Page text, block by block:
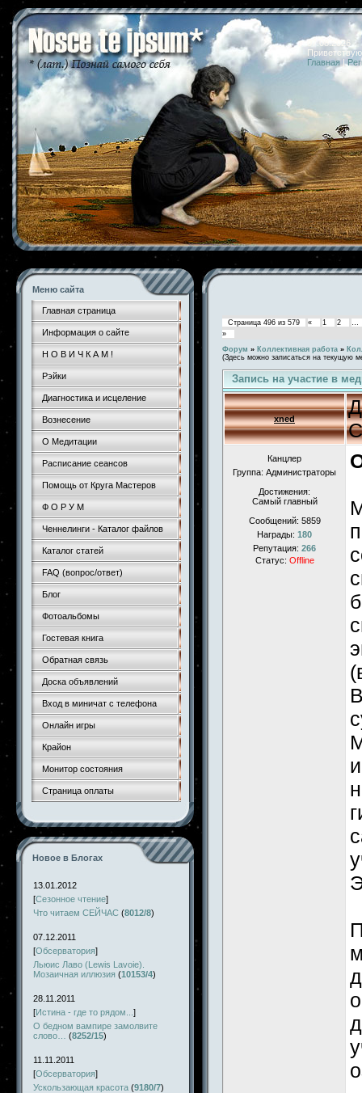
07.08.2026
Главная |
Меню сайта
Главная страница
Информация о сайте
Н О В И Ч К А М !
Рэйки
Диагностика и исцеление
Вознесение
О Медитации
Расписание сеансов
Помощь от Круга Мастеров
Ф О Р У М
Ченнелинги - Каталог файлов
Каталог статей
FAQ (вопрос/ответ)
Блог
Фотоальбомы
Гостевая книга
Обратная связь
Доска объявлений
Вход в миничат с телефона
Онлайн игры
Крайон
Монитор состояния
Страница оплаты
Новое в Блогах
13.01.2012
[Сезонное чтение]
Что читаем СЕЙЧАС (8012/8)
07.12.2011
[Обсерватория]
Льюис Лаво (Lewis Lavoie).
Мозаичная иллюзия (10153/4)
28.11.2011
[Истина - где то рядом... ]
О бедном вампире замолвите
слово…
(8252/15)
11.11.2011
[Обсерватория]
Ускользающая красота (9180/7)
Страница 496 из 579 « 1 2
…
»
Форум » Коллективная работа »
(Здесь можно записаться на текущую
Запись на участие в
xned
Канцлер
Группа: Администраторы
Достижения:
Самый главный
Сообщений: 5859
Награды: 180
Репутация: 266
Статус: Offline